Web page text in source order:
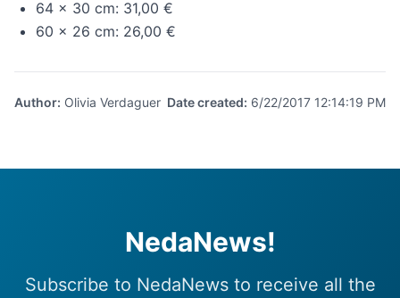
64 x 30 cm: 31,00 €
60 x 26 cm: 26,00 €
Author: Olivia Verdaguer Date created: 6/22/2017 12:14:19 PM
NedaNews!
Subscribe to NedaNews to receive all the